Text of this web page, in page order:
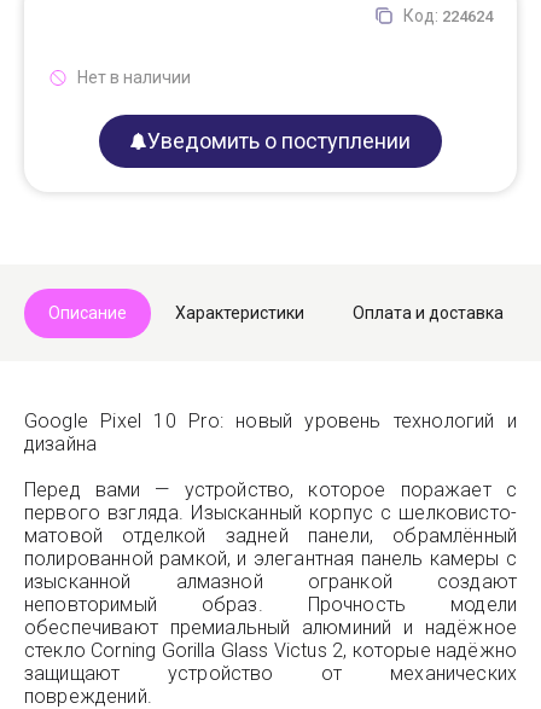
Код: 224624
Нет в наличии
Уведомить о поступлении
Описание Характеристики Оплата и доставка
Google Pixel 10 Pro: новый уровень технологий и
дизайна
Перед вами — устройство, которое поражает с
первого взгляда. Изысканный корпус с шелковисто-
матовой отделкой задней панели, обрамлённый
полированной рамкой, и элегантная панель камеры с
изысканной алмазной огранкой создают
неповторимый образ. Прочность модели
обеспечивают премиальный алюминий и надёжное
стекло Corning Gorilla Glass Victus 2, которые надёжно
защищают устройство от механических
повреждений.